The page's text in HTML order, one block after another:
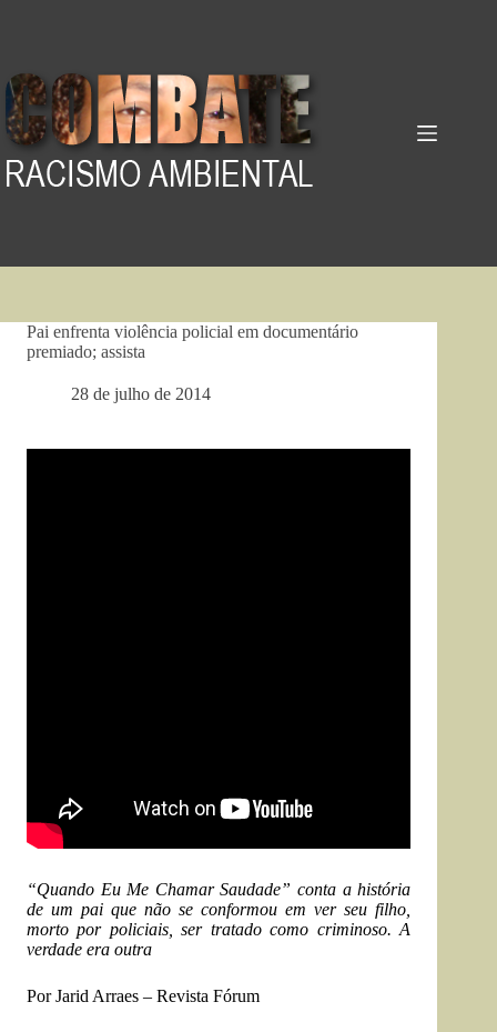
Pai enfrenta violência policial em documentário
premiado; assista
28 de julho de 2014
“Quando Eu Me Chamar Saudade” conta a história
de um pai que não se conformou em ver seu filho,
morto por policiais, ser tratado como criminoso. A
verdade era outra
Por Jarid Arraes – Revista Fórum